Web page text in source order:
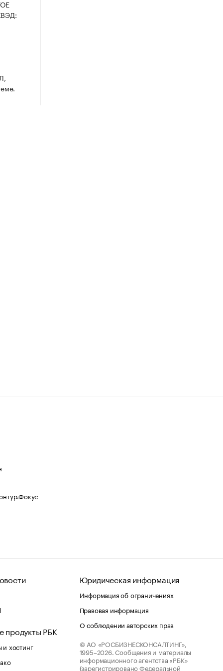
продукты РБК
хостинг
Юридическая информация
Информация об ограничениях
Правовая информация
О соблюдении авторских прав
© АО «РОСБИЗНЕСКОНСАЛТИНГ»,
1995–2026. Сообщения и материалы
информационного агентства «РБК»
(зарегистрировано Федеральной